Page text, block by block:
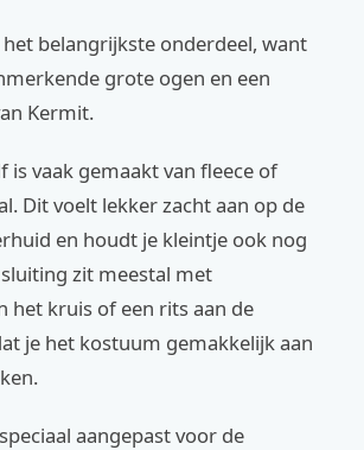
het belangrijkste onderdeel, want
grote ogen en een
Kermit.
is vaak gemaakt van fleece of
Dit voelt lekker zacht aan op de
en houdt je kleintje ook nog
zit meestal met
het kruis of een rits aan de
je het kostuum gemakkelijk aan
aangepast voor de